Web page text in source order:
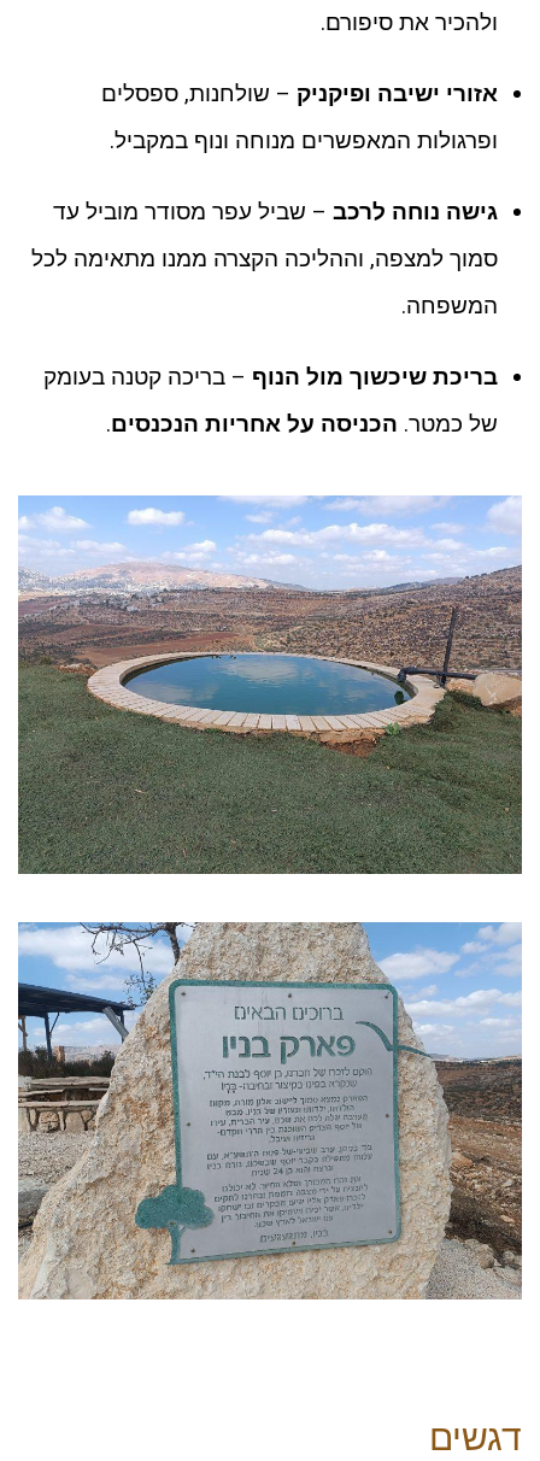
ולהכיר את סיפורם.
אזורי ישיבה ופיקניק – שולחנות, ספסלים
ופרגולות המאפשרים מנוחה ונוף במקביל.
גישה נוחה לרכב – שביל עפר מסודר מוביל עד
סמוך למצפה, וההליכה הקצרה ממנו מתאימה לכל
המשפחה.
בריכת שיכשוך מול הנוף – בריכה קטנה בעומק
של כמטר. הכניסה על אחריות הנכנסים.
דגשים